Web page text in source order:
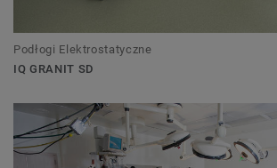
Podłogi Elektrostatyczne
IQ GRANIT SD